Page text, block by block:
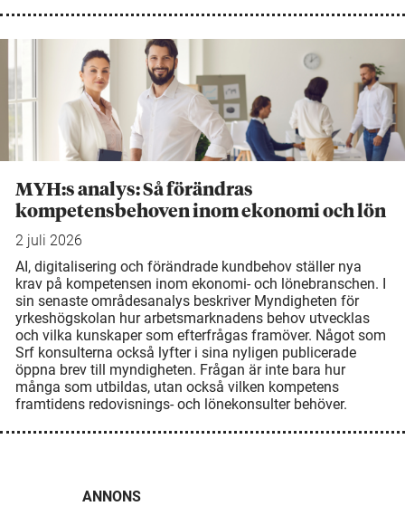
MYH:s analys: Så förändras
kompetensbehoven inom ekonomi och lön
2 juli 2026
AI, digitalisering och förändrade kundbehov ställer nya
krav på kompetensen inom ekonomi- och lönebranschen. I
sin senaste områdesanalys beskriver Myndigheten för
yrkeshögskolan hur arbetsmarknadens behov utvecklas
och vilka kunskaper som efterfrågas framöver. Något som
Srf konsulterna också lyfter i sina nyligen publicerade
öppna brev till myndigheten. Frågan är inte bara hur
många som utbildas, utan också vilken kompetens
framtidens redovisnings- och lönekonsulter behöver.
ANNONS